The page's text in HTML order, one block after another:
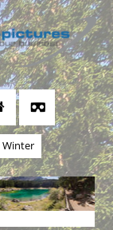
Winter